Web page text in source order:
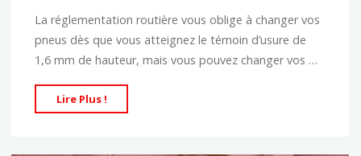
La réglementation routière vous oblige à changer vos
pneus dès que vous atteignez le témoin d’usure de
1,6 mm de hauteur, mais vous pouvez changer vos …
Lire Plus !
choisir